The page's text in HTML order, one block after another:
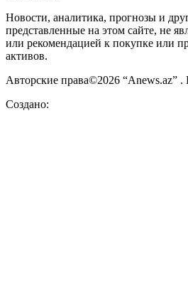
Новости, аналитика, прогнозы и
представленные на этом сайте, не
или рекомендацией к покупке или
активов.
Авторские права©2026 “Anews.az”
Создано: